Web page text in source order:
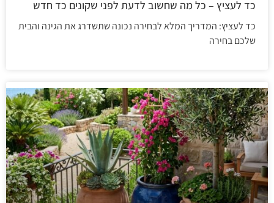
כד לעציץ – כל מה שחשוב לדעת לפני שקונים כד חדש
כד לעציץ: המדריך המלא לבחירה נכונה שתשדרג את הגינה והבית
שלכם בחירה